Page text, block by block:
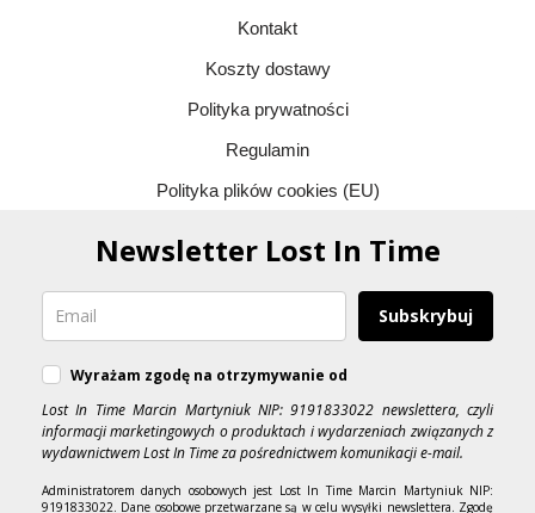
Kontakt
Koszty dostawy
Polityka prywatności
Regulamin
Polityka plików cookies (EU)
Newsletter Lost In Time
Subskrybuj
Wyrażam zgodę na otrzymywanie od
Lost In Time Marcin Martyniuk NIP: 9191833022 newslettera, czyli
informacji marketingowych o produktach i wydarzeniach związanych z
wydawnictwem Lost In Time za pośrednictwem komunikacji e-mail.
Administratorem danych osobowych jest Lost In Time Marcin Martyniuk NIP:
9191833022. Dane osobowe przetwarzane są w celu wysyłki newslettera. Zgodę